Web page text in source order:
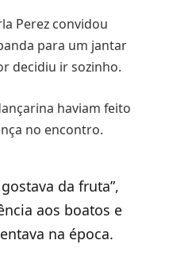
Perez convidou
para um jantar
decidiu ir sozinho.
haviam feito
no encontro.
da fruta”,
aos boatos e
na época.